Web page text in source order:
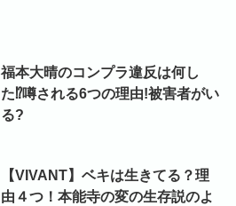
福本大晴のコンプラ違反は何し
た⁉噂される6つの理由!被害者がい
る?
【VIVANT】ベキは生きてる？理
由４つ！本能寺の変の生存説のよ